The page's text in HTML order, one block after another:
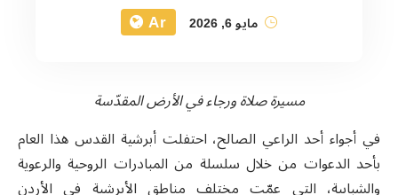
مايو 6, 2026
Ar
مسيرة صلاة ورجاء في الأرض المقدّسة
في أجواء أحد الراعي الصالح، احتفلت أبرشية القدس هذا العام
بأحد الدعوات من خلال سلسلة من المبادرات الروحية والرعوية